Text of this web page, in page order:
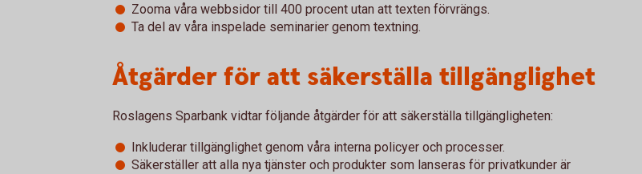
Zooma våra webbsidor till 400 procent utan att texten förvrängs.
Ta del av våra inspelade seminarier genom textning.
Åtgärder för att säkerställa tillgänglighet
Roslagens Sparbank vidtar följande åtgärder för att säkerställa tillgängligheten:
Inkluderar tillgänglighet genom våra interna policyer och processer.
Säkerställer att alla nya tjänster och produkter som lanseras för privatkunder är